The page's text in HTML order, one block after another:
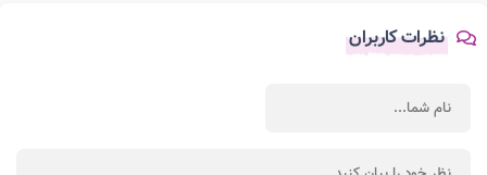
نظرات کاربران